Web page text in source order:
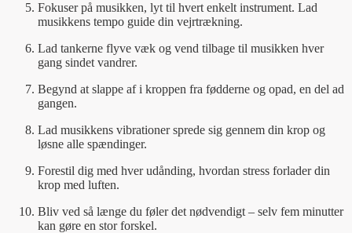
Fokuser på musikken, lyt til hvert enkelt instrument. Lad
musikkens tempo guide din vejrtrækning.
Lad tankerne flyve væk og vend tilbage til musikken hver
gang sindet vandrer.
Begynd at slappe af i kroppen fra fødderne og opad, en del ad
gangen.
Lad musikkens vibrationer sprede sig gennem din krop og
løsne alle spændinger.
Forestil dig med hver udånding, hvordan stress forlader din
krop med luften.
Bliv ved så længe du føler det nødvendigt – selv fem minutter
kan gøre en stor forskel.